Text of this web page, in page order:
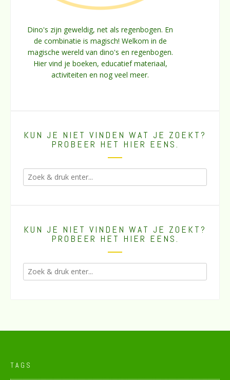
Dino's zijn geweldig, net als regenbogen. En
de combinatie is magisch! Welkom in de
magische wereld van dino's en regenbogen.
Hier vind je boeken, educatief materiaal,
activiteiten en nog veel meer.
KUN JE NIET VINDEN WAT JE ZOEKT?
PROBEER HET HIER EENS.
KUN JE NIET VINDEN WAT JE ZOEKT?
PROBEER HET HIER EENS.
TAGS